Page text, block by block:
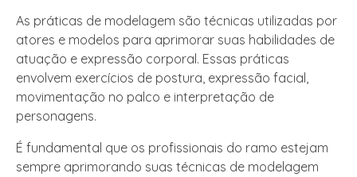
As práticas de modelagem são técnicas utilizadas por
atores e modelos para aprimorar suas habilidades de
atuação e expressão corporal. Essas práticas
envolvem exercícios de postura, expressão facial,
movimentação no palco e interpretação de
personagens.
É fundamental que os profissionais do ramo estejam
sempre aprimorando suas técnicas de modelagem